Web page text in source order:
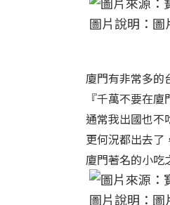
圖片說明：
廈門有非常多的
『千萬不要在
通常我出國也不
更何況都出去了
廈門著名的小吃
圖片說明：